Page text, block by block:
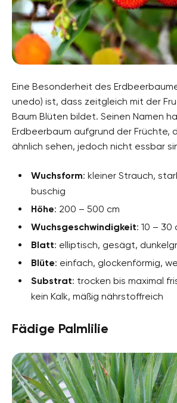
Eine Besonderheit des
unedo) ist, dass zeitgleich mit der
Baum Blüten bildet. Seinen Namen
Erdbeerbaum aufgrund der Früchte,
ähnlich sehen, jedoch nicht essbar
Wuchsform: kleiner Strauch,
buschig
Höhe: 200 – 500 cm
Wuchsgeschwindigkeit: 10 – 30
Blatt: elliptisch, gesägt,
Blüte: einfach, glockenförmig,
Substrat: trocken bis maximal
kein Kalk, mäßig nährstoffreich
Fädige Palmlilie